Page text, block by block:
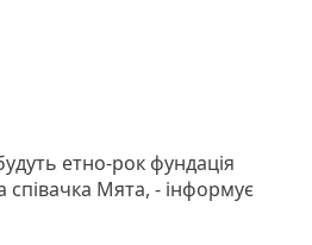
етно-рок фундація
співачка Мята, - інформує